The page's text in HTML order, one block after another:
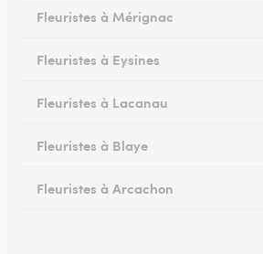
Fleuristes à Mérignac
Fleuristes à Eysines
Fleuristes à Lacanau
Fleuristes à Blaye
Fleuristes à Arcachon